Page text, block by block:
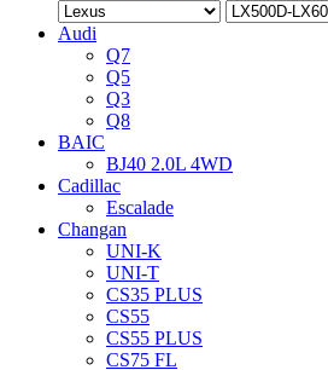
Audi
Q7
Q5
Q3
Q8
BAIC
BJ40 2.0L 4WD
Cadillac
Escalade
Changan
UNI-K
UNI-T
CS35 PLUS
CS55
CS55 PLUS
CS75 FL